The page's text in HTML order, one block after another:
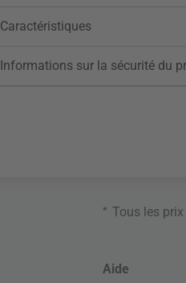
Caractéristiques
Informations sur la sécurité du
* Tous les
Aide